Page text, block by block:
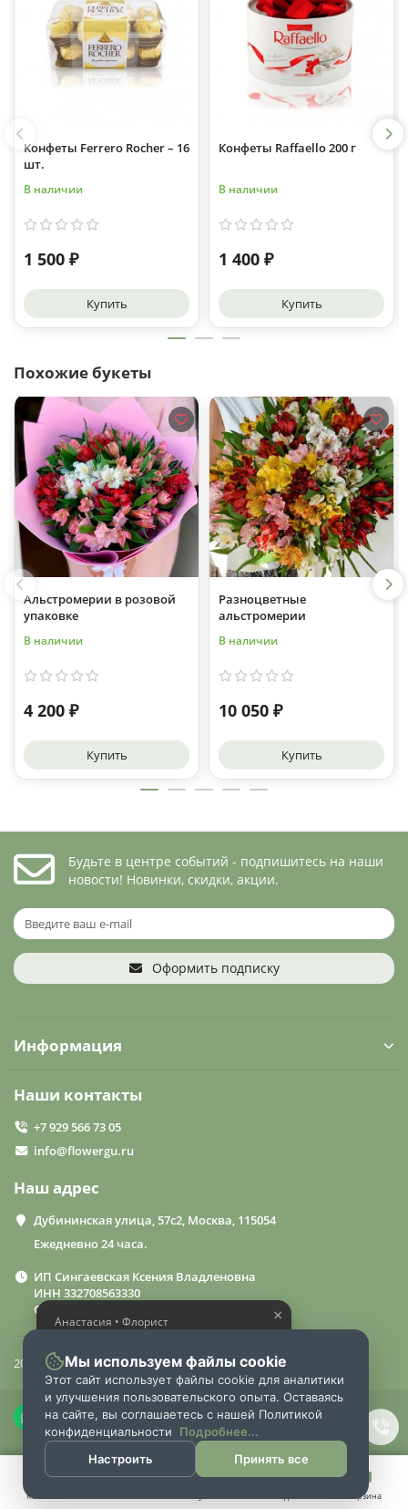
Конфеты Ferrero Rocher – 16
шт.
В наличии
1 500 ₽
Купить
Конфеты Raffaello 200 г
В наличии
1 400 ₽
Купить
Похожие букеты
Альстромерии в розовой
упаковке
В наличии
4 200 ₽
Купить
Разноцветные
альстромерии
В наличии
10 050 ₽
Купить
Будьте в центре событий - подпишитесь на наши
новости! Новинки, скидки, акции.
Оформить подписку
Информация
Наши контакты
+7 929 566 73 05
info@flowergu.ru
Наш адрес
Дубининская улица, 57с2, Москва, 115054
Ежедневно 24 часа.
ИП Сингаевская Ксения Владленовна
ИНН 332708563330
ОГРН 310332714600015
2024 «FlowerGuru»
×
Анастасия • Флорист
букет
Мы используем файлы cookie
Этот сайт использует файлы cookie для аналитики
и улучшения пользовательского опыта. Оставаясь
на сайте, вы соглашаетесь с нашей Политикой
конфиденциальности
Подробнее...
Настроить
Принять все
Каталог Корзина